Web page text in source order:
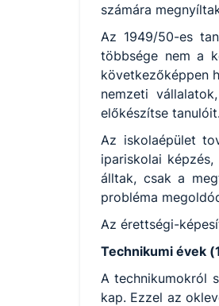
számára
Az 1949/50-es
többsége nem a
következőképpen
nemzeti
előkészítse
Az iskolaépület
ipariskolai
álltak, csak a
probléma
Az érettségi-
Technikumi évek
A technikumokról
kap. Ezzel az